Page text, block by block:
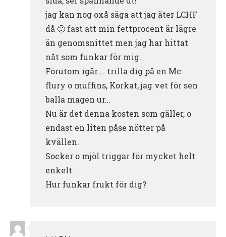
jag kan nog oxå säga att jag äter LCHF
då 🙂 fast att min fettprocent är lägre
än genomsnittet men jag har hittat
nåt som funkar för mig.
Förutom igår…. trilla dig på en Mc
flury o muffins, Korkat, jag vet för sen
balla magen ur…
Nu är det denna kosten som gäller, o
endast en liten påse nötter på
kvällen.
Socker o mjöl triggar för mycket helt
enkelt.
Hur funkar frukt för dig?